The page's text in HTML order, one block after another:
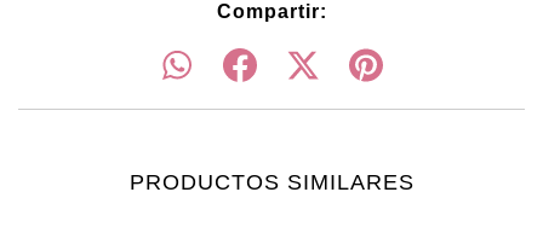
Compartir:
PRODUCTOS SIMILARES